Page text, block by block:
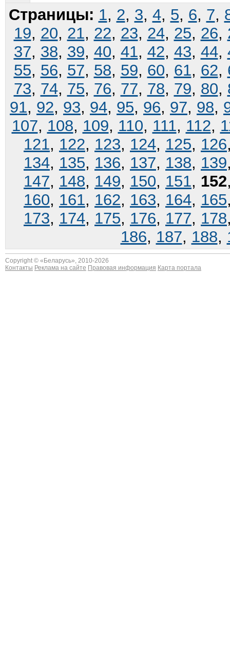
Страницы: 1, 2, 3, 4, 5, 6, 7,
19, 20, 21, 22, 23, 24, 25, 26,
37, 38, 39, 40, 41, 42, 43, 44,
55, 56, 57, 58, 59, 60, 61, 62,
73, 74, 75, 76, 77, 78, 79, 80,
91, 92, 93, 94, 95, 96, 97, 98,
107, 108, 109, 110, 111, 112,
121, 122, 123, 124, 125, 126
134, 135, 136, 137, 138, 139
147, 148, 149, 150, 151, 152
160, 161, 162, 163, 164, 165
173, 174, 175, 176, 177, 178
186, 187, 188,
Copyright © « Беларусь», 2010-2026
Контакты Реклама на сайте Правовая информация Карта портала